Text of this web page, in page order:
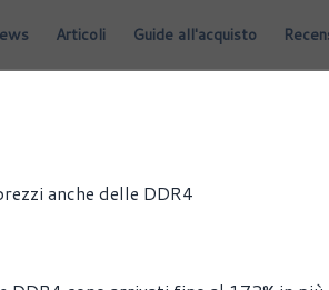
Articoli Guide all'acquisto
anche delle DDR4